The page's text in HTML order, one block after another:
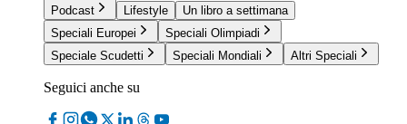
Podcast
Lifestyle
Un libro a settimana
Speciali Europei
Speciali Olimpiadi
Speciale Scudetti
Speciali Mondiali Altri Speciali
Seguici anche su